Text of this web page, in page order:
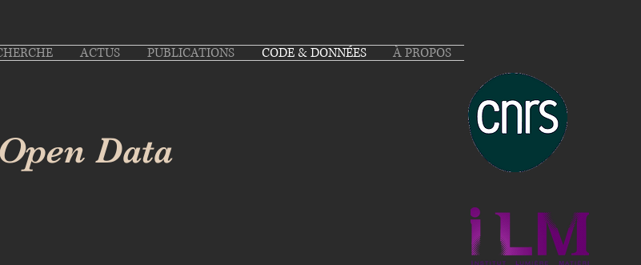
ACTUS PUBLICATIONS CODE & DONNÉES À PROPOS
Data